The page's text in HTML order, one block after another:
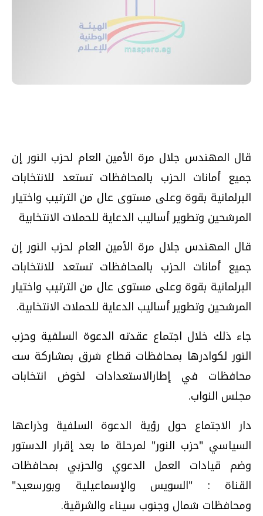
قال المهندس جلال مرة الأمين العام لحزب النور إن
جميع أمانات الحزب بالمحافظات تستعد للانتخابات
البرلمانية بقوة وعلى مستوى عال من الترتيب واختيار
المرشحين وتطوير أساليب الدعاية للحملات الانتخابية
قال المهندس جلال مرة الأمين العام لحزب النور إن
جميع أمانات الحزب بالمحافظات تستعد للانتخابات
البرلمانية بقوة وعلى مستوى عال من الترتيب واختيار
المرشحين وتطوير أساليب الدعاية للحملات الانتخابية.
جاء ذلك خلال اجتماع عقدته الدعوة السلفية وحزب
النور لكوادرها بمحافظات قطاع شرق بمشاركة ست
محافظات في إطارالاستعدادات لخوض انتخابات
مجلس النواب.
دار الاجتماع حول رؤية الدعوة السلفية وذراعها
السياسي "حزب النور" لمرحلة ما بعد إقرار الدستور
وضم قيادات العمل الدعوي والحزبي بمحافظات
القناة : "السويس والإسماعيلية وبورسعيد"
ومحافظات شمال وجنوب سيناء والشرقية.